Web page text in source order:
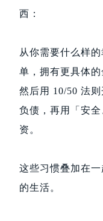
西：
从你需要什么样
单，拥有更具体的
然后用 10/50 法
负债，再用「安
资。
这些习惯叠加在
的生活。